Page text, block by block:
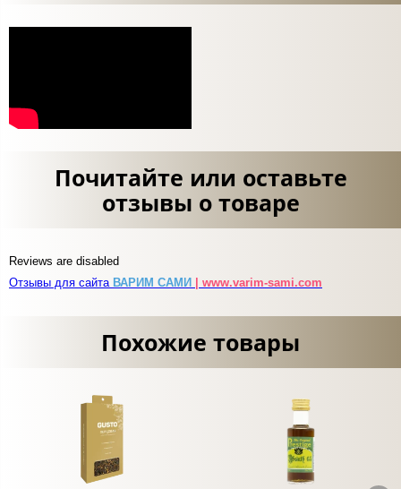
Почитайте или оставьте
отзывы о товаре
Reviews are disabled
Отзывы для сайта ВАРИМ САМИ | www.varim-sami.com
Похожие товары